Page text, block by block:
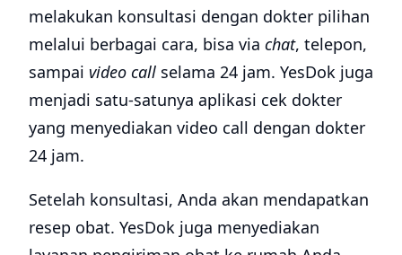
melakukan konsultasi dengan dokter pilihan
melalui berbagai cara, bisa via chat, telepon,
sampai video call selama 24 jam. YesDok juga
menjadi satu-satunya aplikasi cek dokter
yang menyediakan video call dengan dokter
24 jam.
Setelah konsultasi, Anda akan mendapatkan
resep obat. YesDok juga menyediakan